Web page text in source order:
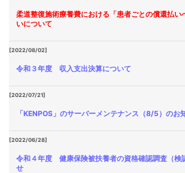
柔道整復施術療養費における「患者ごとの償還払い
いについて
[2022/08/02]
令和３年度 収入支出決算について
[2022/07/21]
「KENPOS」のサーバーメンテナンス（8/5）のお
[2022/06/28]
令和４年度 健康保険被扶養者の資格確認調査（検
せ